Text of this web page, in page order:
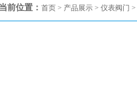
当前位置： 首页 > 产品展示 > 仪表阀门 >